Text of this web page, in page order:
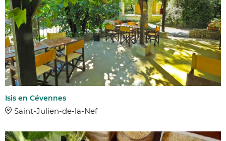
Isis en Cévennes
Saint-Julien-de-la-Nef